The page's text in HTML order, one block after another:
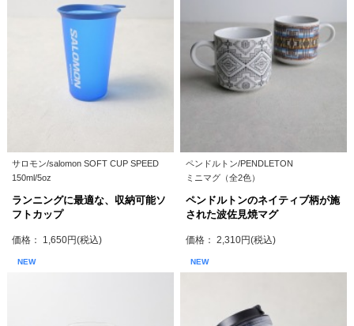
サロモン/salomon SOFT CUP SPEED
150ml/5oz
ランニングに最適な、収納可能ソ
フトカップ
価格： 1,650円(税込)
ペンドルトン/PENDLETON
ミニマグ（全2色）
ペンドルトンのネイティブ柄が施
された波佐見焼マグ
価格： 2,310円(税込)
NEW NEW